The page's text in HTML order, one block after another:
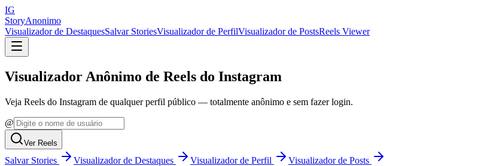
IG
StoryAnonimo
Visualizador de DestaquesSalvar StoriesVisualizador de PerfilVisualizador de PostsReels Viewer
Visualizador Anônimo de Reels do Instagram
Veja Reels do Instagram de qualquer perfil público — totalmente anônimo e sem fazer login.
@
Ver Reels
Salvar Stories Visualizador de Destaques Visualizador de Perfil Visualizador de Posts